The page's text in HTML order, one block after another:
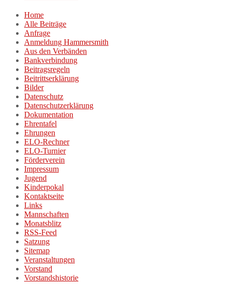
Home
Alle Beiträge
Anfrage
Anmeldung Hammersmith
Aus den Verbänden
Bankverbindung
Beitragsregeln
Beitrittserklärung
Bilder
Datenschutz
Datenschutzerklärung
Dokumentation
Ehrentafel
Ehrungen
ELO-Rechner
ELO-Turnier
Förderverein
Impressum
Jugend
Kinderpokal
Kontaktseite
Links
Mannschaften
Monatsblitz
RSS-Feed
Satzung
Sitemap
Veranstaltungen
Vorstand
Vorstandshistorie